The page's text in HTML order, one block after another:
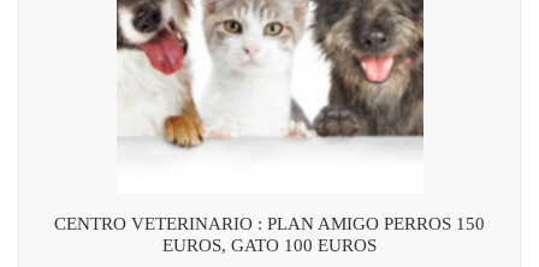
CENTRO VETERINARIO : PLAN AMIGO PERROS 150
EUROS, GATO 100 EUROS